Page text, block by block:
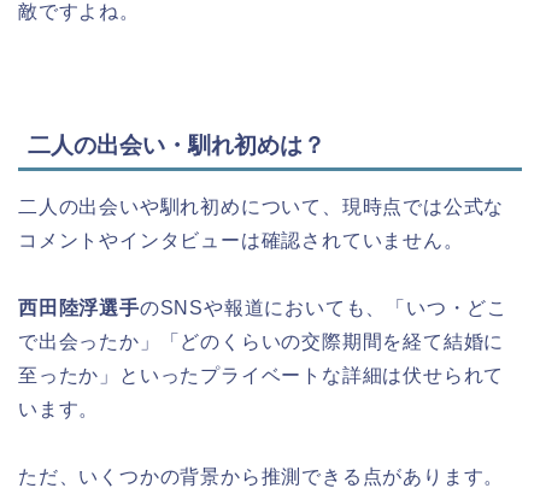
敵ですよね。
二人の出会い・馴れ初めは？
二人の出会いや馴れ初めについて、現時点では公式な
コメントやインタビューは確認されていません。
西田陸浮選手のSNSや報道においても、「いつ・どこ
で出会ったか」「どのくらいの交際期間を経て結婚に
至ったか」といったプライベートな詳細は伏せられて
います。
ただ、いくつかの背景から推測できる点があります。